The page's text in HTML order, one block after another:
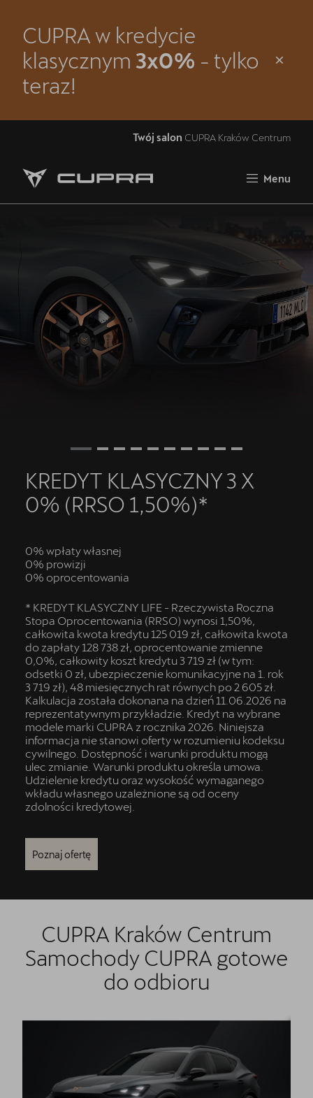
CUPRA w kredycie
klasycznym 3x0% - tylko
teraz!
Twój salon CUPRA Kraków Centrum
Menu
Strona główna
Jazda próbna CUPRĄ
Oryginalne części zamienne
Akcesoria CUPRA
KREDYT KLASYCZNY 3 X
0% (RRSO 1,50%)*
0% wpłaty własnej
0% prowizji
0% oprocentowania
* KREDYT KLASYCZNY LIFE - Rzeczywista Roczna
Stopa Oprocentowania (RRSO) wynosi 1,50%,
całkowita kwota kredytu 125 019 zł, całkowita kwota
do zapłaty 128 738 zł, oprocentowanie zmienne
0,0%, całkowity koszt kredytu 3 719 zł (w tym:
odsetki 0 zł, ubezpieczenie komunikacyjne na 1. rok
3 719 zł), 48 miesięcznych rat równych po 2 605 zł.
Kalkulacja została dokonana na dzień 11.06.2026 na
reprezentatywnym przykładzie. Kredyt na wybrane
modele marki CUPRA z rocznika 2026. Niniejsza
informacja nie stanowi oferty w rozumieniu kodeksu
cywilnego. Dostępność i warunki produktu mogą
ulec zmianie. Warunki produktu określa umowa.
Udzielenie kredytu oraz wysokość wymaganego
wkładu własnego uzależnione są od oceny
zdolności kredytowej.
Poznaj ofertę
CUPRA Kraków Centrum
Samochody CUPRA gotowe
do odbioru